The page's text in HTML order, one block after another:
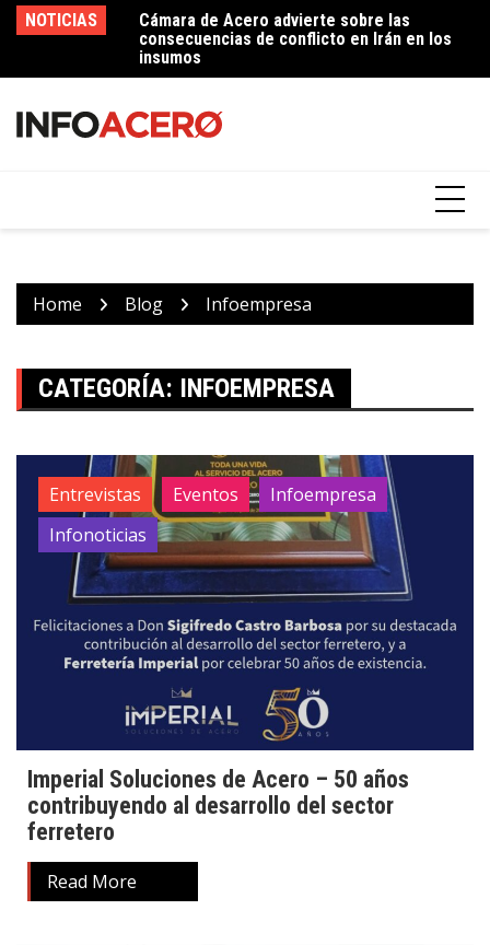
SkipNOTICIAS
Cámara de Acero advierte sobre las
consecuencias de conflicto en Irán en los
insumos
Imperial Soluciones de Acero – 50 años
contribuyendo al desarrollo del sector
ferretero
Home Blog Infoempresa
CATEGORÍA: INFOEMPRESA
Entrevistas Eventos
Infoempresa
Infonoticias
Imperial Soluciones de Acero – 50 años
contribuyendo al desarrollo del sector
ferretero
Read More